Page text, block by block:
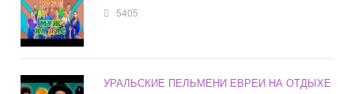
5405
УРАЛЬСКИЕ ПЕЛЬМЕНИ ЕВРЕИ НА ОТДЫХЕ